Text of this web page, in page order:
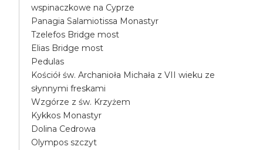
wspinaczkowe na Cyprze
Panagia Salamiotissa Monastyr
Tzelefos Bridge most
Elias Bridge most
Pedulas
Kościół św. Archanioła Michała z VII wieku ze
słynnymi freskami
Wzgórze z św. Krzyżem
Kykkos Monastyr
Dolina Cedrowa
Olympos szczyt